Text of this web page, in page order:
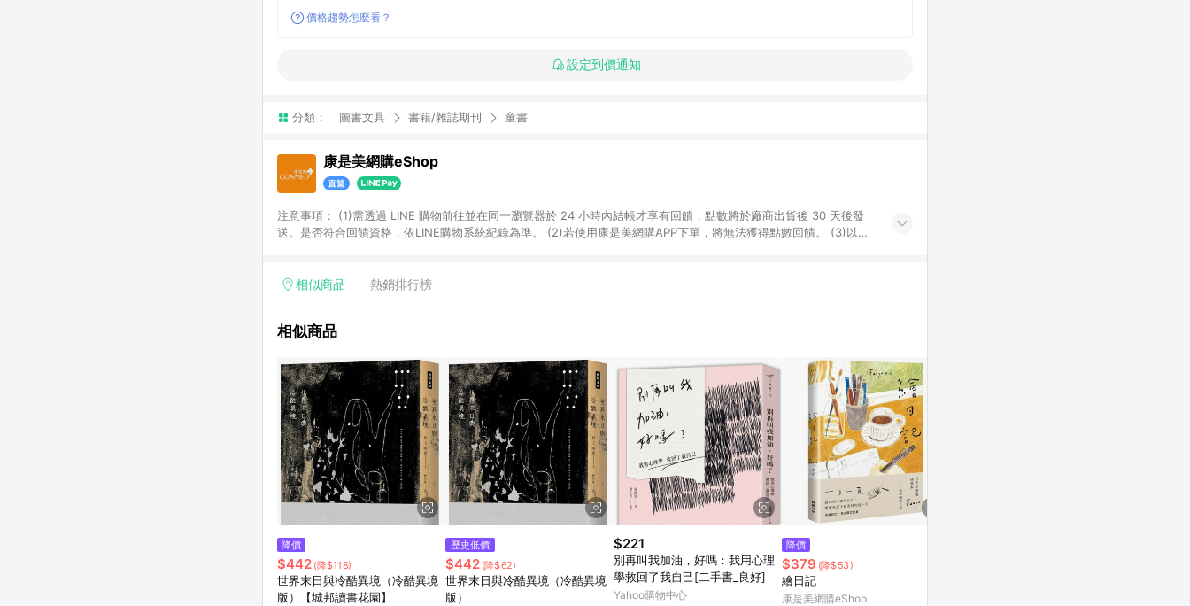
價格趨勢怎麼看？
設定到價通知
分類： 圖書文具 書籍/雜誌期刊 童書
康是美網購eShop
注意事項：​ (1)需透過 LINE 購物前往並在同一瀏覽器於 24 小時內結帳才享有回饋，點數將於廠商出貨後 30 天後發
送。​是否符合回饋資格，依LINE購物系統紀錄為準。 (2)若使用康是美網購APP下單，將無法獲得點數回饋。​ (3)以下
「LINE購物通知」之官方帳號訊息通知。亦可於LINE購物網站或APP中的「我的訂單」頁面查詢，請依LINE購物網站
相似商品 熱銷排行榜
相似商品
降價
$442 (降$118)
世界末日與冷酷異境（冷酷異境
版）【城邦讀書花園】
歷史低價
$442 (降$62)
世界末日與冷酷異境（冷酷異境
版）
$221
別再叫我加油，好嗎：我用心理
學救回了我自己[二手書_良好]
Yahoo購物中心
降價
$379 (降$53)
繪日記
康是美網購eShop